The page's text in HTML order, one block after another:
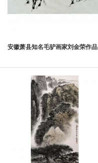
安徽萧县知名毛驴画家刘金荣作品